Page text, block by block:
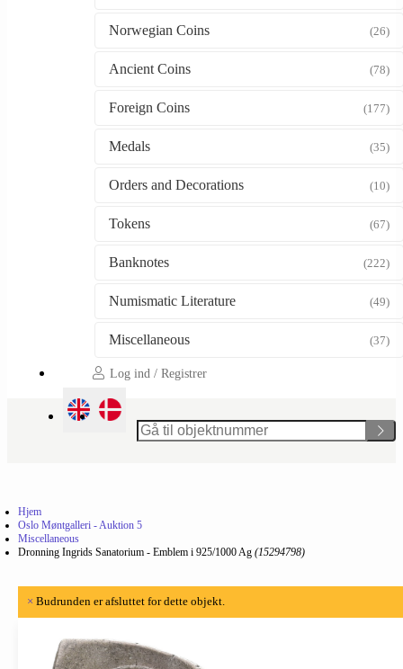
Norwegian Coins (26)
Ancient Coins (78)
Foreign Coins (177)
Medals (35)
Orders and Decorations (10)
Tokens (67)
Banknotes (222)
Numismatic Literature (49)
Miscellaneous (37)
Log ind / Registrer
Hjem
Oslo Møntgalleri - Auktion 5
Miscellaneous
Dronning Ingrids Sanatorium - Emblem i 925/1000 Ag (15294798)
× Budrunden er afsluttet for dette objekt.